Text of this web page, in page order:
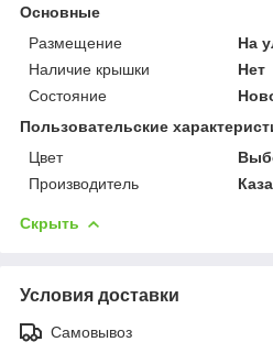
Основные
Размещение
На
Наличие крышки
Нет
Состояние
Пользовательские
Цвет
Производитель
Скрыть
Условия доставки
Самовывоз